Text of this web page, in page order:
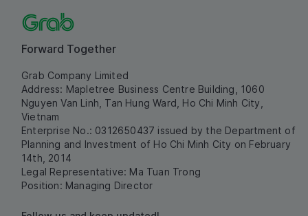
Forward Together
Grab Company Limited
Address: Mapletree Business Centre Building, 1060
Nguyen Van Linh, Tan Hung Ward, Ho Chi Minh City,
Vietnam
Enterprise No.: 0312650437 issued by the Department of
Planning and Investment of Ho Chi Minh City on February
14th, 2014
Legal Representative: Ma Tuan Trong
Position: Managing Director